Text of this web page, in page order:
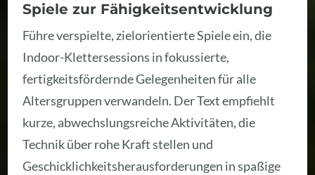
Spiele zur Fähigkeitsentwicklung
Führe verspielte, zielorientierte Spiele ein, die
Indoor-Klettersessions in fokussierte,
fertigkeitsfördernde Gelegenheiten für alle
Altersgruppen verwandeln. Der Text empfiehlt
kurze, abwechslungsreiche Aktivitäten, die
Technik über rohe Kraft stellen und
Geschicklichkeitsherausforderungen in spaßige